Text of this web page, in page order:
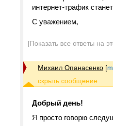
интернет-трафик
С уважением,
[Показать все ответы на
Михаил Опанасенко [
Добрый день!
Я просто говорю